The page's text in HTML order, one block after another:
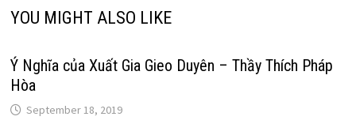
YOU MIGHT ALSO LIKE
Ý Nghĩa của Xuất Gia Gieo Duyên – Thầy Thích Pháp
Hòa
September 18, 2019